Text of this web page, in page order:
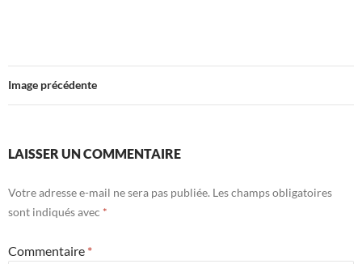
Image précédente
LAISSER UN COMMENTAIRE
Votre adresse e-mail ne sera pas publiée. Les champs obligatoires
sont indiqués avec *
Commentaire *